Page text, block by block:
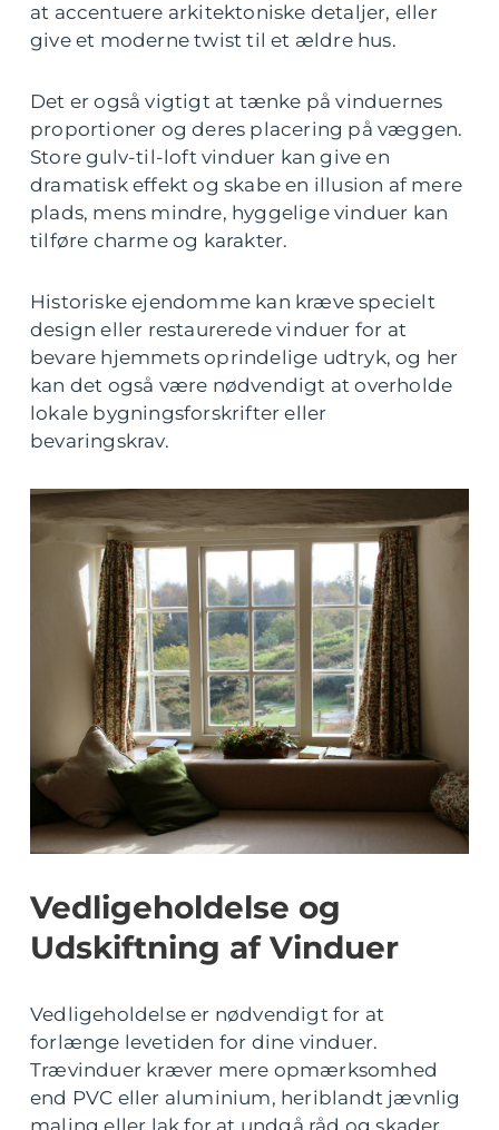
at accentuere arkitektoniske detaljer, eller
give et moderne twist til et ældre hus.
Det er også vigtigt at tænke på vinduernes
proportioner og deres placering på væggen.
Store gulv-til-loft vinduer kan give en
dramatisk effekt og skabe en illusion af mere
plads, mens mindre, hyggelige vinduer kan
tilføre charme og karakter.
Historiske ejendomme kan kræve specielt
design eller restaurerede vinduer for at
bevare hjemmets oprindelige udtryk, og her
kan det også være nødvendigt at overholde
lokale bygningsforskrifter eller
bevaringskrav.
Vedligeholdelse og
Udskiftning af Vinduer
Vedligeholdelse er nødvendigt for at
forlænge levetiden for dine vinduer.
Trævinduer kræver mere opmærksomhed
end PVC eller aluminium, heriblandt jævnlig